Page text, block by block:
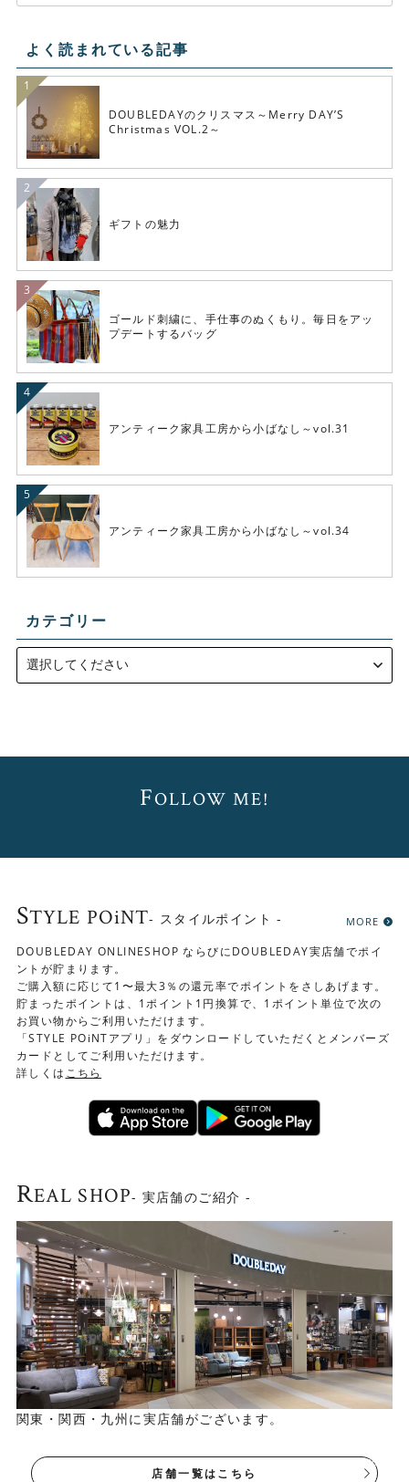
よく読まれている記事
DOUBLEDAYのクリスマス～Merry DAY’S
Christmas VOL.2～
ギフトの魅力
ゴールド刺繍に、手仕事のぬくもり。毎日をアッ
プデートするバッグ
アンティーク家具工房から小ばなし～vol.31
アンティーク家具工房から小ばなし～vol.34
カテゴリー
FOLLOW ME!
STYLE POiNT- スタイルポイント - MORE
DOUBLEDAY ONLINESHOP ならびにDOUBLEDAY実店舗でポイ
ントが貯まります。
ご購入額に応じて1〜最大3％の還元率でポイントをさしあげます。
貯まったポイントは、1ポイント1円換算で、1ポイント単位で次の
お買い物からご利用いただけます。
「STYLE POiNTアプリ」をダウンロードしていただくとメンバーズ
カードとしてご利用いただけます。
詳しくは こちら
REAL SHOP- 実店舗のご紹介 -
関東・関西・九州に実店舗がございます。
店舗一覧はこちら